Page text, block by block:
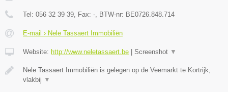
Tel: 056 32 39 39 , Fax: - , BTW-nr: BE0726.848.714
E-mail › Nele Tassaert Immobiliën
Website: http://www.neletassaert.be Screenshot ▼
Nele Tassaert Immobiliën is gelegen op de Veemarkt te Kortrijk,
vlakbij ▼